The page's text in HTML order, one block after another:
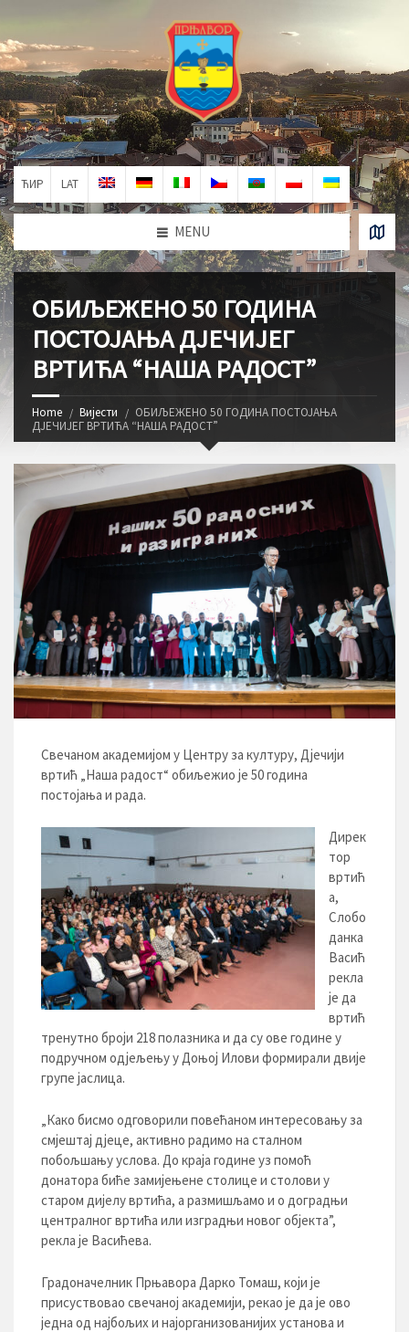
ЋИР LAT
MENU
ОБИЉЕЖЕНО 50 ГОДИНА
ПОСТОЈАЊА ДЈЕЧИЈЕГ
ВРТИЋА “НАША РАДОСТ”
Home Вијести
ОБИЉЕЖЕНО 50 ГОДИНА ПОСТОЈАЊА
ДЈЕЧИЈЕГ ВРТИЋА “НАША РАДОСТ”
Свечаном академијом у Центру за културу, Дјечији
вртић „Наша радост“ обиљежио је 50 година
постојања и рада.
Дирек
тор
вртић
а,
Слобо
данка
Васић
рекла
је да
вртић
тренутно броји 218 полазника и да су ове године у
подручном одјељењу у Доњој Илови формирали двије
групе јаслица.
„Како бисмо одговорили повећаном интересовању за
смјештај дјеце, активно радимо на сталном
побољшању услова. До краја године уз помоћ
донатора биће замијењене столице и столови у
старом дијелу вртића, а размишљамо и о доградњи
централног вртића или изградњи новог објекта”,
рекла је Васићева.
Градоначелник Прњавора Дарко Томаш, који је
присуствовао свечаној академији, рекао је да је ово
једна од најбољих и најорганизованијих установа и